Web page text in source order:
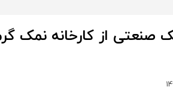
صنعتی از کارخانه نمک